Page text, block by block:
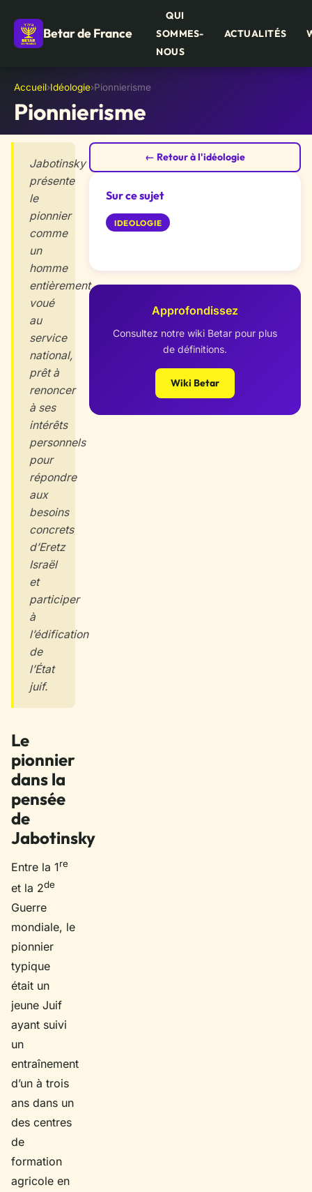
Betar de France
QUI
SOMMES-
NOUS
ACTUALITÉS
Accueil›Idéologie›Pionnierisme
Pionnierisme
Jabotinsky
présente
le
pionnier
comme
un
homme
entièrement
voué
au
service
national,
prêt à
renoncer
à ses
intérêts
personnels
pour
répondre
aux
besoins
concrets
d’Eretz
Israël
et
participer
à
l’édification
de
l’État
juif.
Le
pionnier
dans la
pensée
de
Jabotinsky
Entre la 1re
et la 2de
Guerre
mondiale, le
pionnier
typique
était un
jeune Juif
ayant suivi
un
entraînement
d’un à trois
ans dans un
des centres
de
formation
agricole en
← Retour à l'idéologie
Sur ce sujet
IDEOLOGIE
Approfondissez
Consultez notre wiki Betar pour plus
de définitions.
Wiki Betar